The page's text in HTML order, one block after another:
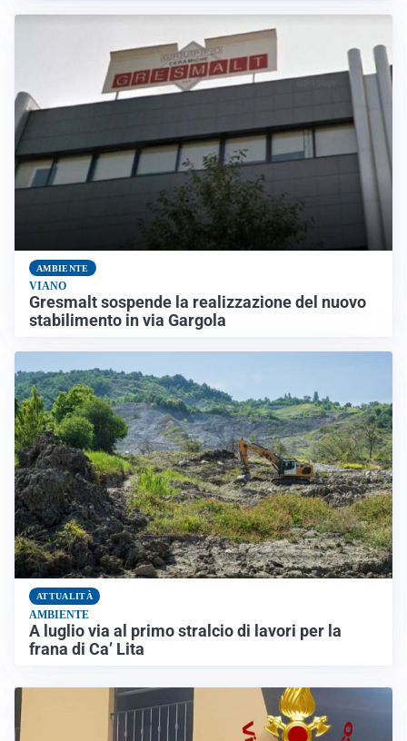
AMBIENTE
VIANO
Gresmalt sospende la realizzazione del nuovo
stabilimento in via Gargola
ATTUALITÀ
AMBIENTE
A luglio via al primo stralcio di lavori per la
frana di Ca’ Lita